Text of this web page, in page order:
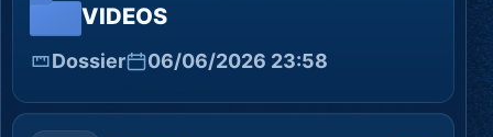
VIDEOS
Dossier 06/06/2026 23:58